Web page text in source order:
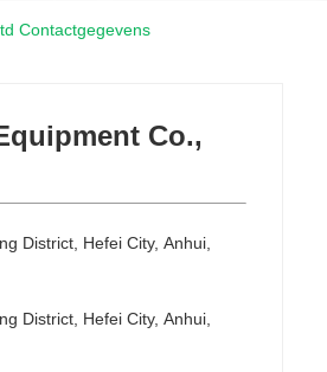
Contactgegevens
Co.,
District, Hefei City, Anhui,
District, Hefei City, Anhui,